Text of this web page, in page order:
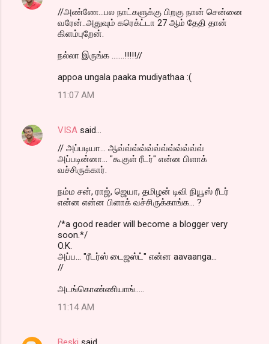
//அண்ணே...பல நாட்களுக்கு பிறகு நான் சென்னை
வரேன்..அதுவும் கரெக்ட்டா 27 ஆம் தேதி தான்
கிளம்புறேன்.
நல்லா இருங்க .......!!!!!//
appoa ungala paaka mudiyathaa :(
11:07 AM
VISA said…
// அப்படியா... ஆவ்வ்வ்வ்வ்வ்வ்வ்வ்வ்வ்வ்
அப்படின்னா... "கூகுள் ரீடர்" என்ன பிளாக்
வச்சிருக்கார்.
நம்ம சன், ராஜ், ஜெயா, தமிழன் டிவி நியூஸ் ரீடர்
என்ன என்ன பிளாக் வச்சிருக்காங்க... ?
/*a good reader will become a blogger very
soon.*/
O.K.
அப்ப... "ரீடர்ஸ் டைஜஸ்ட்" என்ன aavaanga...
//
அடங்கொண்ணியாங்.....
11:14 AM